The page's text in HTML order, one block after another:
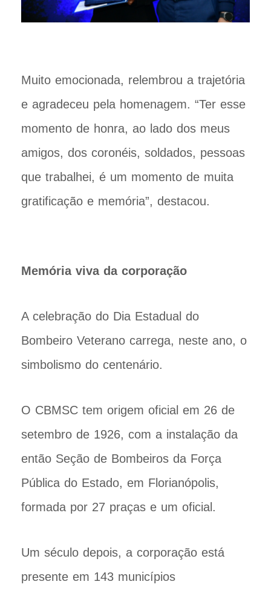
Muito emocionada, relembrou a trajetória
e agradeceu pela homenagem. “Ter esse
momento de honra, ao lado dos meus
amigos, dos coronéis, soldados, pessoas
que trabalhei, é um momento de muita
gratificação e memória”, destacou.
Memória viva da corporação
A celebração do Dia Estadual do
Bombeiro Veterano carrega, neste ano, o
simbolismo do centenário.
O CBMSC tem origem oficial em 26 de
setembro de 1926, com a instalação da
então Seção de Bombeiros da Força
Pública do Estado, em Florianópolis,
formada por 27 praças e um oficial.
Um século depois, a corporação está
presente em 143 municípios